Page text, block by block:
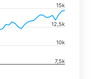
Time, and
values, and
7,5k
10k
12,5k
15k